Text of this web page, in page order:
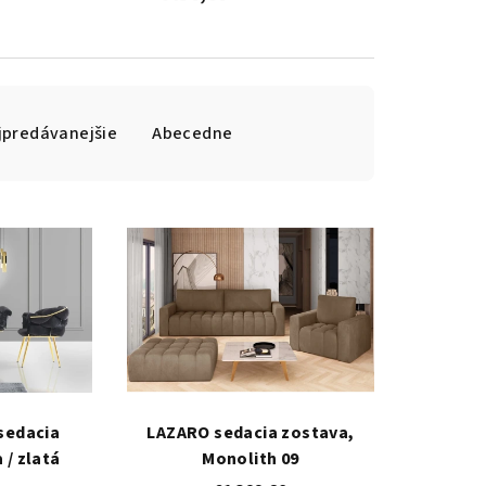
Abecedne
/ zlatá
LAZARO sedacia zostava,
Monolith 09